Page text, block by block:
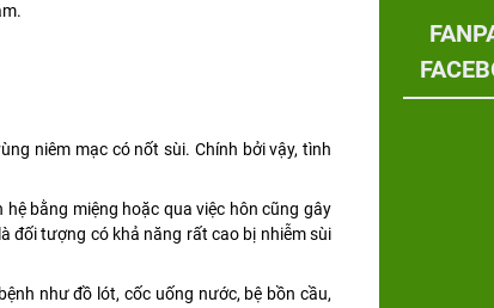
niêm mạc có nốt sùi. Chính bởi vậy, tình
bằng miệng hoặc qua việc hôn cũng gây
đối tượng có khả năng rất cao bị nhiễm sùi
như đồ lót, cốc uống nước, bệ bồn cầu,